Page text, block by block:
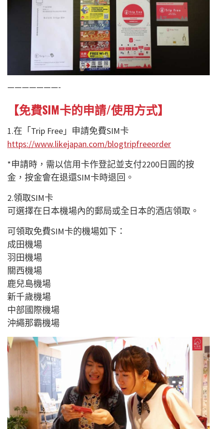
———————-
【免費SIM卡的申請/使用方式】
1.在「Trip Free」申請免費SIM卡
https://www.likejapan.com/blogtripfreeorder
*申請時，需以信用卡作登記並支付2200日圓的按
金，按金會在退還SIM卡時退回。
2.領取SIM卡
可選擇在日本機場內的郵局或全日本的酒店領取。
可領取免費SIM卡的機場如下：
成田機場
羽田機場
關西機場
鹿兒島機場
新千歲機場
中部國際機場
沖繩那霸機場